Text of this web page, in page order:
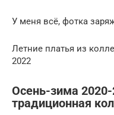
У меня всё, фотка
Летние платья из
2022
Осень-зима
традиционная